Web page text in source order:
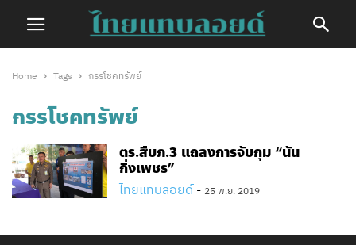
Home Tags กรรโชคทรัพย์
กรรโชคทรัพย์
ตร.สืบภ.3 แถลงการจับกุม “นัน
กิ่งเพชร”​
ไทยแทบลอยด์ - 25 พ.ย. 2019